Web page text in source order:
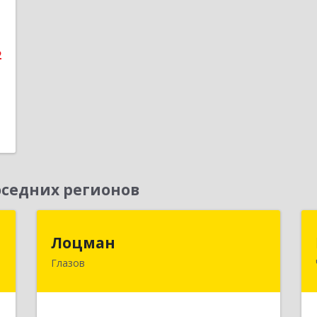
регионов
Лоцман
Глазов427620, Удмуртская Респ, Глазов г,